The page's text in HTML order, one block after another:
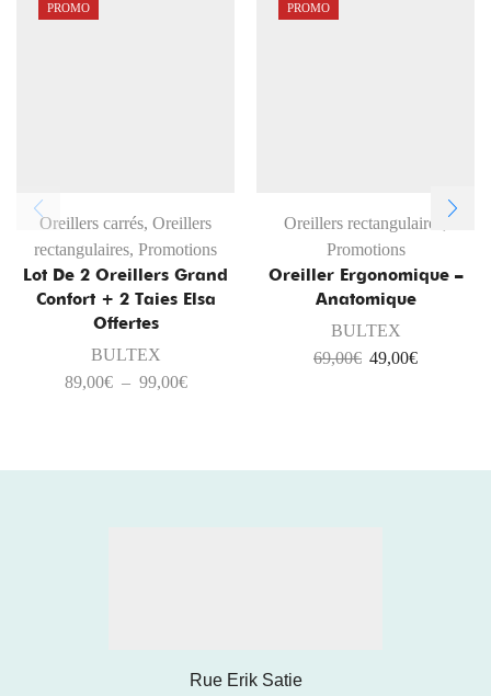
PROMO
Oreillers carrés, Oreillers
rectangulaires, Promotions
Lot De 2 Oreillers Grand
Confort + 2 Taies Elsa
Offertes
BULTEX
89,00€ – 99,00€
PROMO
Oreillers rectangulaires
Promotions
Oreiller Ergonomique –
Anatomique
BULTEX
69,00€ 49,00€
Rue Erik Satie